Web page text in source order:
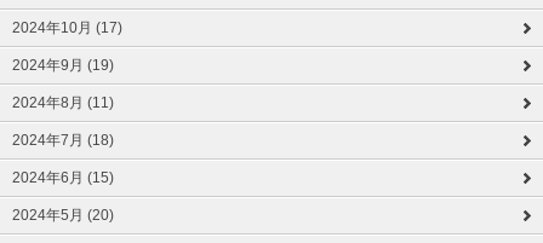
2024年10月 (17)
2024年9月 (19)
2024年8月 (11)
2024年7月 (18)
2024年6月 (15)
2024年5月 (20)